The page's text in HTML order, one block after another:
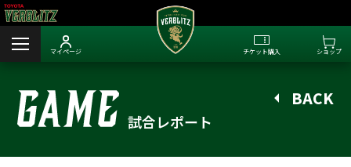
マイページ チケット購入 ショップ
試合レポート
BACK